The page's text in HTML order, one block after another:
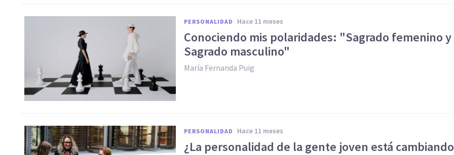
PERSONALIDAD hace 11 meses
Conociendo mis polaridades: "Sagrado femenino y
Sagrado masculino"
María Fernanda Puig
PERSONALIDAD hace 11 meses
¿La personalidad de la gente joven está